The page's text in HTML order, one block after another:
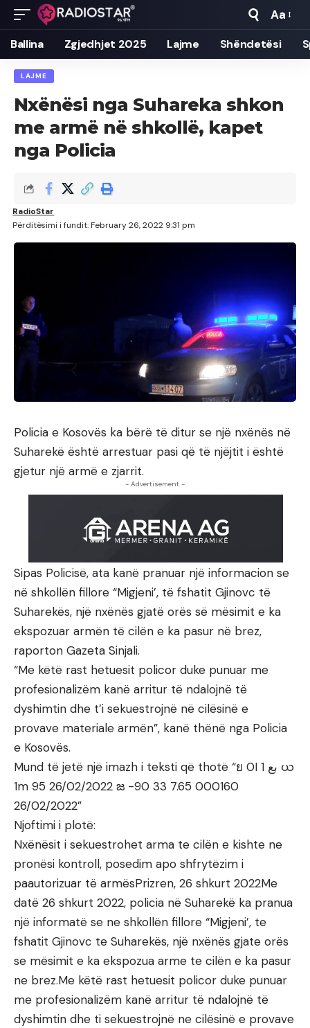
Font
Resizer
Aa
Ballina Zgjedhjet 2025 Lajme Shëndetësi
LAJME
Nxënësi nga Suhareka shkon
me armë në shkollë, kapet
nga Policia
Përditësimi i fundit: February 26, 2022 9:31 pm
RadioStar
Policia e Kosovës ka bërë të ditur se një nxënës në
Suharekë është arrestuar pasi që të njëjtit i është
gjetur një armë e zjarrit.
- Advertisement -
Sipas Policisë, ata kanë pranuar një informacion se
në shkollën fillore “Migjeni’, të fshatit Gjinovc të
Suharekës, një nxënës gjatë orës së mësimit e ka
ekspozuar armën të cilën e ka pasur në brez,
raporton Gazeta Sinjali.
“Me këtë rast hetuesit policor duke punuar me
profesionalizëm kanë arritur të ndalojnë të
dyshimtin dhe t’i sekuestrojnë në cilësinë e
provave materiale armën”, kanë thënë nga Policia
e Kosovës.
Mund të jetë një imazh i ‎teksti që thotë “‎ย 0I 1 بع ယ
1m 95 26/02/2022 జ -90 33 7.65 000160
26/02/2022‎”‎
Njoftimi i plotë:
Nxënësit i sekuestrohet arma te cilën e kishte ne
pronësi kontroll, posedim apo shfrytëzim i
paautorizuar të armësPrizren, 26 shkurt 2022Me
datë 26 shkurt 2022, policia në Suharekë ka pranua
një informatë se ne shkollën fillore “Migjeni’, te
fshatit Gjinovc te Suharekës, një nxënës gjate orës
se mësimit e ka ekspozua arme te cilën e ka pasur
ne brez.Me këtë rast hetuesit policor duke punuar
me profesionalizëm kanë arritur të ndalojnë të
dyshimtin dhe ti sekuestrojnë ne cilësinë e provave